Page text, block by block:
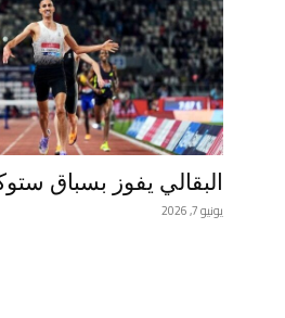
البقالي يفوز بسباق
يونيو 7, 2026